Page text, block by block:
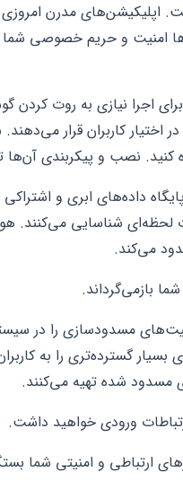
اپلیکیشن‌های مدرن
امنیت و حریم خصوصی
اجرا نیازی به روت
اختیار کاربران قرار
کنید. نصب و پیکربندی آن‌ها
داده‌های ابری و
لحظه‌ای شناسایی
می‌کند.
بازمی‌گرداند.
مسدودسازی را در
گسترده‌تری را به کاربران
مسدود شده تهیه می‌کنند.
ورودی خواهید داشت.
ارتباطی و امنیتی شما